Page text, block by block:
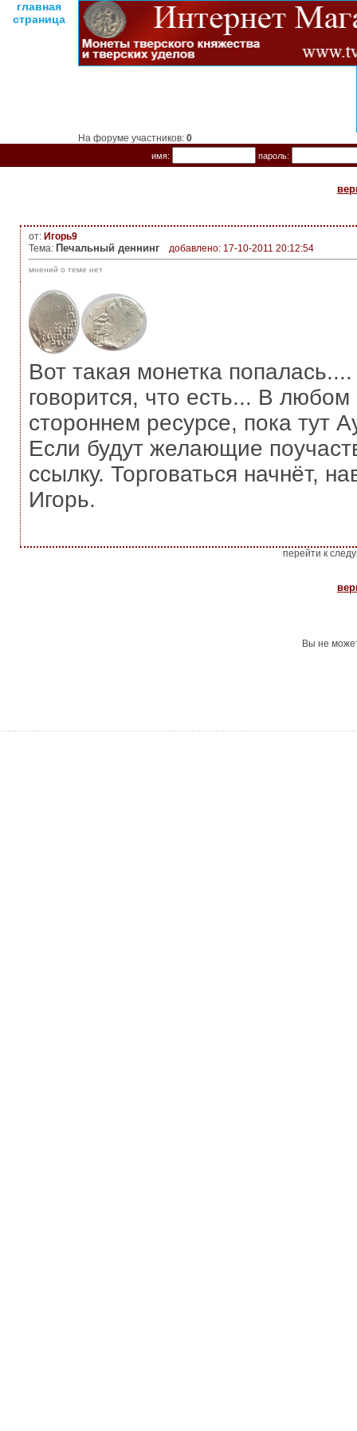
главная
страница
На форуме участников: 0
имя: пароль:
от: Игорь9
Тема: Печальный деннинг добавлено: 17-10-2011 20:12:54
мнений о теме нет
Вот такая монетка
говорится, что есть... В
стороннем ресурсе, пока тут
Если будут желающие
ссылку. Торговаться начнёт,
Игорь.
перейти к
Вы не